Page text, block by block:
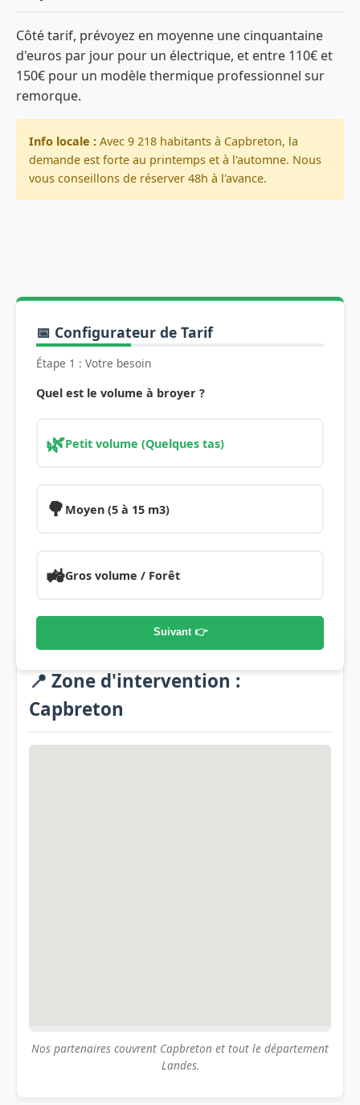
Côté tarif, prévoyez en moyenne une cinquantaine
d'euros par jour pour un électrique, et entre 110€ et
150€ pour un modèle thermique professionnel sur
remorque.
Info locale : Avec 9 218 habitants à Capbreton, la
demande est forte au printemps et à l'automne. Nous
vous conseillons de réserver 48h à l'avance.
📅 Configurateur de Tarif
Étape 1 : Votre besoin
Quel est le volume à broyer ?
🌿Petit volume (Quelques tas)
🌳 Moyen (5 à 15 m3)
🚜Gros volume / Forêt
Suivant 👉
📍 Zone d'intervention :
Capbreton
Nos partenaires couvrent Capbreton et tout le département
Landes.